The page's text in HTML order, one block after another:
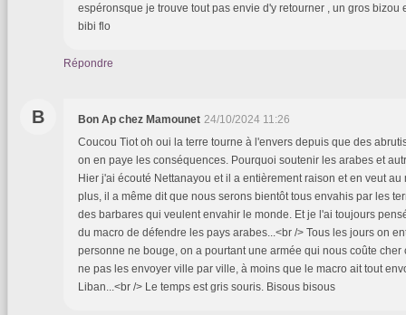
espéronsque je trouve tout pas envie d'y retourner , un gros bizou
bibi flo
Répondre
B Bon Ap chez Mamounet 24/10/2024 11:26
Coucou Tiot oh oui la terre tourne à l'envers depuis que des
on en paye les conséquences. Pourquoi soutenir les arabes et
Hier j'ai écouté Nettanayou et il a entièrement raison et en veut au
plus, il a même dit que nous serons bientôt tous envahis par les
des barbares qui veulent envahir le monde. Et je l'ai toujours
du macro de défendre les pays arabes...<br /> Tous les jours on
personne ne bouge, on a pourtant une armée qui nous coûte
ne pas les envoyer ville par ville, à moins que le macro ait tout
Liban...<br /> Le temps est gris souris. Bisous bisous